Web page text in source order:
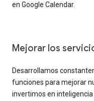
en Google Calendar.
Mejorar los
Desarrollamos
funciones para mejorar
invertimos en